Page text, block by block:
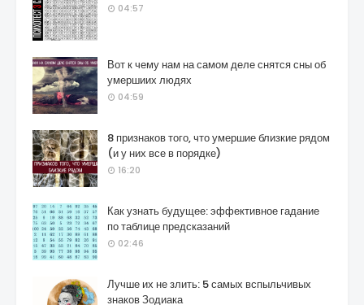
04:57
Вот к чему нам на самом деле снятся сны об
умершиих людях
04:59
8 признаков того, что умершие близкие рядом
(и у них все в порядке)
16:20
Как узнать будущее: эффективное гадание
по таблице предсказаний
02:46
Лучше их не злить: 5 самых вспыльчивых
знаков Зодиака